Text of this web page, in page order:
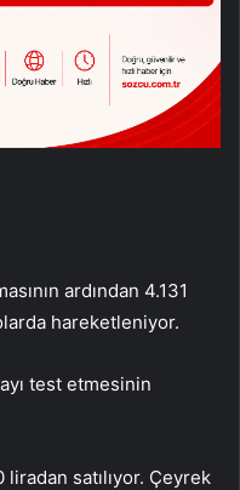
ardından 4.131
hareketleniyor.
test etmesinin
liradan satılıyor. Çeyrek